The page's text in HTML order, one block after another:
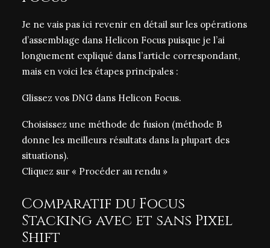
Je ne vais pas ici revenir en détail sur les opérations
d’assemblage dans Helicon Focus puisque je l’ai
longuement expliqué dans l’article correspondant,
mais en voici les étapes principales :
Glissez vos DNG dans Helicon Focus.
Choisissez une méthode de fusion (méthode B
donne les meilleurs résultats dans la plupart des
situations).
Cliquez sur « Procéder au rendu »
Comparatif du Focus
Stacking avec et sans Pixel
Shift